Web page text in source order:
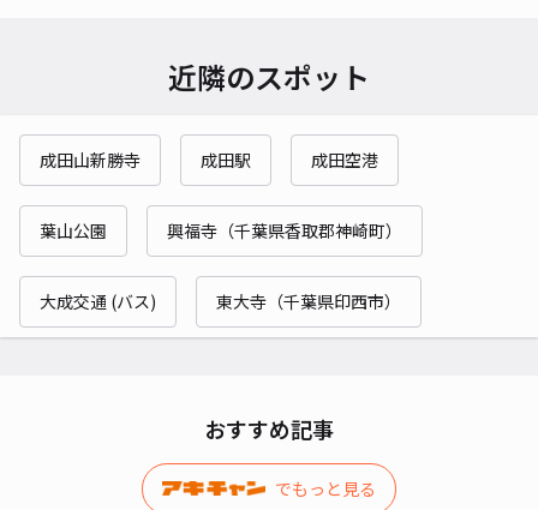
近隣のスポット
成田山新勝寺 成田駅 成田空港
葉山公園 興福寺（千葉県香取郡神崎町）
大成交通 (バス) 東大寺（千葉県印西市）
おすすめ記事
でもっと見る